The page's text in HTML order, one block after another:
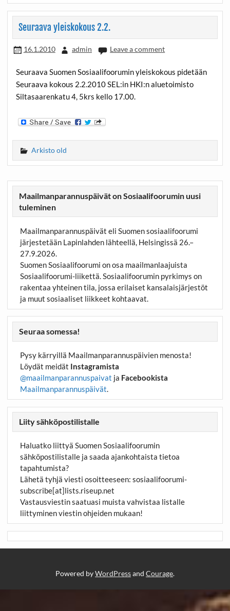
Seuraava yleiskokous 2.2.
16.1.2010 admin Leave a comment
Seuraava Suomen Sosiaalifoorumin yleiskokous pidetään
Seuraava kokous 2.2.2010 SEL:in HKI:n aluetoimisto
Siltasaarenkatu 4, 5krs kello 17.00.
Arkisto old
Maailmanparannuspäivät on Sosiaalifoorumin uusi
tuleminen
Maailmanparannuspäivät eli Suomen sosiaalifoorumi
järjestetään Lapinlahden lähteellä, Helsingissä 26.–
27.9.2026.
Suomen Sosiaalifoorumi on osa maailmanlaajuista
Sosiaalifoorumi-liikettä. Sosiaalifoorumin pyrkimys on
rakentaa yhteinen tila, jossa erilaiset kansalaisjärjestöt
ja muut sosiaaliset liikkeet kohtaavat.
Seuraa somessa!
Pysy kärryillä Maailmanparannuspäivien menosta!
Löydät meidät Instagramista
@maailmanparannuspaivat ja Facebookista
Maailmanparannuspäivät.
Liity sähköpostilistalle
Haluatko liittyä Suomen Sosiaalifoorumin
sähköpostilistalle ja saada ajankohtaista tietoa
tapahtumista?
Lähetä tyhjä viesti osoitteeseen: sosiaalifoorumi-
subscribe[at]lists.riseup.net
Vastausviestin saatuasi muista vahvistaa listalle
liittyminen viestin ohjeiden mukaan!
Powered byWordPressand Courage.